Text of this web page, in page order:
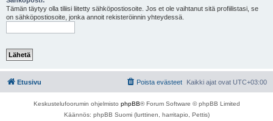
Tämän täytyy olla tiliisi liitetty sähköpostiosoite. Jos et ole vaihtanut sitä profiilistasi, se
on sähköpostiosoite, jonka annoit rekisteröinnin yhteydessä.
Etusivu Kaikki ajat ovat UTC+03:00
Poista evästeet
Keskustelufoorumin ohjelmisto phpBB® Forum Software © phpBB Limited
Käännös: phpBB Suomi (lurttinen, harritapio, Pettis)